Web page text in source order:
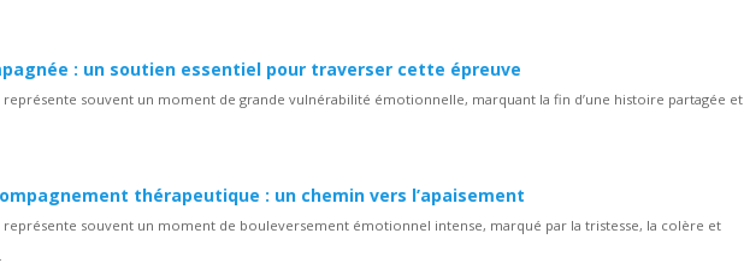
: un soutien essentiel pour traverser cette épreuve
représente souvent un moment de grande vulnérabilité émotionnelle, marquant la fin d’une histoire partagée et
thérapeutique : un chemin vers l’apaisement
représente souvent un moment de bouleversement émotionnel intense, marqué par la tristesse, la colère et